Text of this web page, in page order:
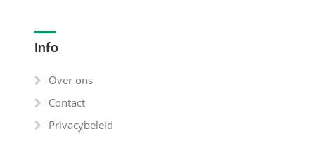
Info
Over ons
Contact
Privacybeleid